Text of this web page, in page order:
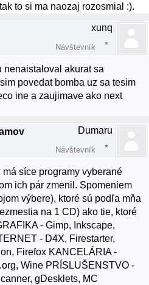
to si ma naozaj rozosmial :).
xunq
Návštevník
nenaistaloval akurat sa
povedat bomba uz sa tesim
ine a zaujimave ako next
Dumaru
Návštevník
síce programy vyberané
ich pár zmenil. Spomeniem
výbere), ktoré sú podľa mňa
na 1 CD) ako tie, ktoré
- Gimp, Inkscape,
- D4X, Firestarter,
Firefox KANCELÁRIA -
Wine PRÍSLUŠENSTVO -
gDesklets, MC